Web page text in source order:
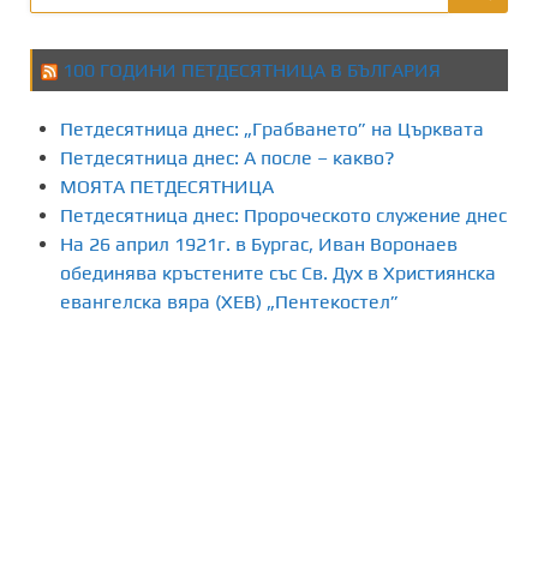
100 ГОДИНИ ПЕТДЕСЯТНИЦА В БЪЛГАРИЯ
Петдесятница днес: „Грабването” на Църквата
Петдесятница днес: А после – какво?
МОЯТА ПЕТДЕСЯТНИЦА
Петдесятница днес: Пророческото служение днес
На 26 април 1921г. в Бургас, Иван Воронаев
обединява кръстените със Св. Дух в Християнска
евангелска вяра (ХЕВ) „Пентекостел”